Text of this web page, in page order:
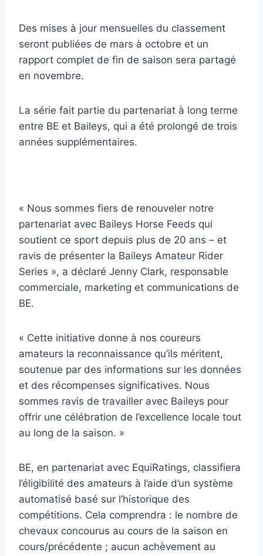
Des mises à jour mensuelles du classement
seront publiées de mars à octobre et un
rapport complet de fin de saison sera partagé
en novembre.
La série fait partie du partenariat à long terme
entre BE et Baileys, qui a été prolongé de trois
années supplémentaires.
« Nous sommes fiers de renouveler notre
partenariat avec Baileys Horse Feeds qui
soutient ce sport depuis plus de 20 ans – et
ravis de présenter la Baileys Amateur Rider
Series », a déclaré Jenny Clark, responsable
commerciale, marketing et communications de
BE.
« Cette initiative donne à nos coureurs
amateurs la reconnaissance qu’ils méritent,
soutenue par des informations sur les données
et des récompenses significatives. Nous
sommes ravis de travailler avec Baileys pour
offrir une célébration de l’excellence locale tout
au long de la saison. »
BE, en partenariat avec EquiRatings, classifiera
l’éligibilité des amateurs à l’aide d’un système
automatisé basé sur l’historique des
compétitions. Cela comprendra : le nombre de
chevaux concourus au cours de la saison en
cours/précédente ; aucun achèvement au